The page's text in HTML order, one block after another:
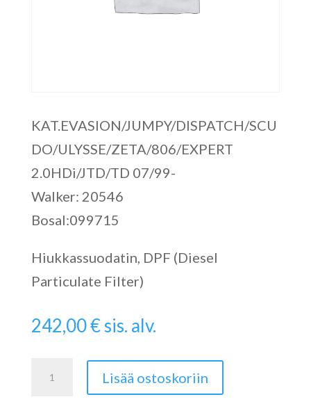
KAT.EVASION/JUMPY/DISPATCH/SCU
DO/ULYSSE/ZETA/806/EXPERT
2.0HDi/JTD/TD 07/99-
Walker: 20546
Bosal:099715
Hiukkassuodatin, DPF (Diesel
Particulate Filter)
242,00€sis. alv.
Converter
Lisää ostoskoriin